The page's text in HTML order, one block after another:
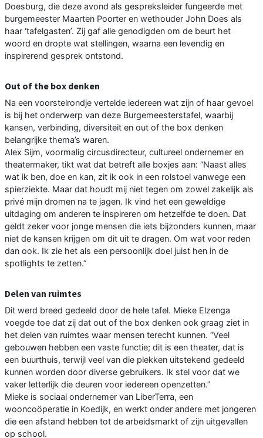
Doesburg, die deze avond als gespreksleider fungeerde met
burgemeester Maarten Poorter en wethouder John Does als
haar ‘tafelgasten’. Zij gaf alle genodigden om de beurt het
woord en dropte wat stellingen, waarna een levendig en
inspirerend gesprek ontstond.
Out of the box denken
Na een voorstelrondje vertelde iedereen wat zijn of haar gevoel
is bij het onderwerp van deze Burgemeesterstafel, waarbij
kansen, verbinding, diversiteit en out of the box denken
belangrijke thema’s waren.
Alex Sijm, voormalig circusdirecteur, cultureel ondernemer en
theatermaker, tikt wat dat betreft alle boxjes aan: “Naast alles
wat ik ben, doe en kan, zit ik ook in een rolstoel vanwege een
spierziekte. Maar dat houdt mij niet tegen om zowel zakelijk als
privé mijn dromen na te jagen. Ik vind het een geweldige
uitdaging om anderen te inspireren om hetzelfde te doen. Dat
geldt zeker voor jonge mensen die iets bijzonders kunnen, maar
niet de kansen krijgen om dit uit te dragen. Om wat voor reden
dan ook. Ik zie het als een persoonlijk doel juist hen in de
spotlights te zetten.”
Delen van ruimtes
Dit werd breed gedeeld door de hele tafel. Mieke Elzenga
voegde toe dat zij dat out of the box denken ook graag ziet in
het delen van ruimtes waar mensen terecht kunnen. “Veel
gebouwen hebben een vaste functie; dit is een theater, dat is
een buurthuis, terwijl veel van die plekken uitstekend gedeeld
kunnen worden door diverse gebruikers. Ik stel voor dat we
vaker letterlijk die deuren voor iedereen openzetten.”
Mieke is sociaal ondernemer van LiberTerra, een
wooncoöperatie in Koedijk, en werkt onder andere met jongeren
die een afstand hebben tot de arbeidsmarkt of zijn uitgevallen
op school.